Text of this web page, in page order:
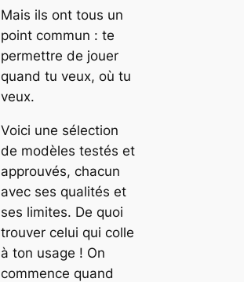
Mais ils ont tous un
point commun : te
permettre de jouer
quand tu veux, où tu
veux.
Voici une sélection
de modèles testés et
approuvés, chacun
avec ses qualités et
ses limites. De quoi
trouver celui qui colle
à ton usage ! On
commence quand